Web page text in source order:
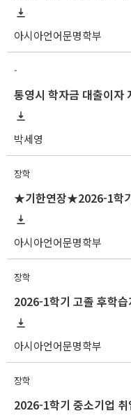
아시아언어문명학부
-
통영시 학자금 대출이자
박세영
장학
아시아언어문명학부
장학
아시아언어문명학부
장학